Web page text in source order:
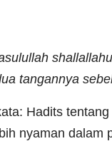
tangannya
Hadits
nyaman dalam